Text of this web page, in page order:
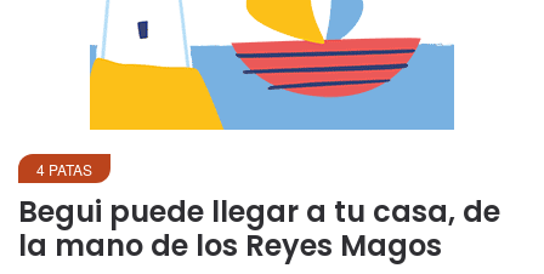
4 PATAS
Begui puede llegar a tu casa, de
la mano de los Reyes Magos